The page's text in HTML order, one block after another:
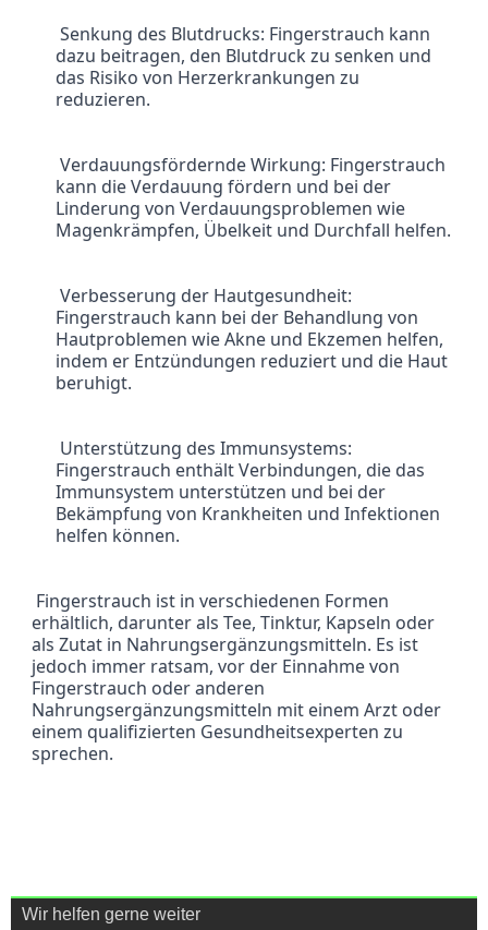
Senkung des Blutdrucks: Fingerstrauch kann
dazu beitragen, den Blutdruck zu senken und
das Risiko von Herzerkrankungen zu
reduzieren.
Verdauungsfördernde Wirkung: Fingerstrauch
kann die Verdauung fördern und bei der
Linderung von Verdauungsproblemen wie
Magenkrämpfen, Übelkeit und Durchfall helfen.
Verbesserung der Hautgesundheit:
Fingerstrauch kann bei der Behandlung von
Hautproblemen wie Akne und Ekzemen helfen,
indem er Entzündungen reduziert und die Haut
beruhigt.
Fingerstrauch enthält Verbindungen, die das
Immunsystem unterstützen und bei der
Bekämpfung von Krankheiten und Infektionen
helfen können.
erhältlich, darunter als Tee, Tinktur, Kapseln oder
als Zutat in Nahrungsergänzungsmitteln. Es ist
jedoch immer ratsam, vor der Einnahme von
Fingerstrauch oder anderen
Nahrungsergänzungsmitteln mit einem Arzt oder
einem qualifizierten Gesundheitsexperten zu
sprechen.
Wir helfen gerne weiter